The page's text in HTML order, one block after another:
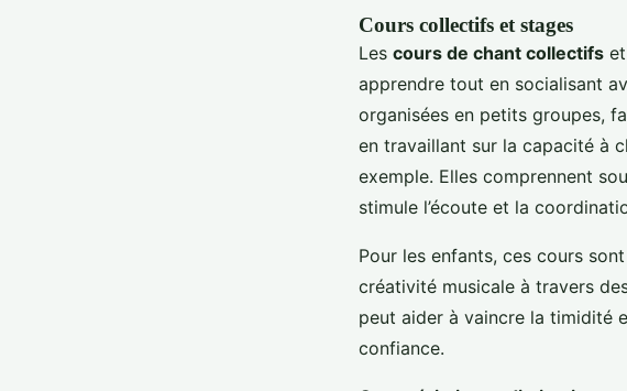
Cours collectifs et stages
Les cours de chant collectifs
apprendre tout en socialisant
organisées en petits groupes,
en travaillant sur la capacité à
exemple. Elles comprennent
stimule l’écoute et la
Pour les enfants, ces cours
créativité musicale à travers
peut aider à vaincre la timidité
confiance.